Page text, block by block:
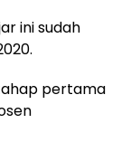
ini sudah
pertama